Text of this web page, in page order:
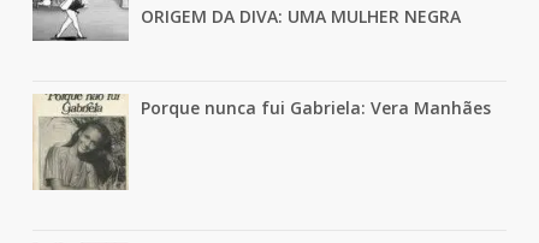
ORIGEM DA DIVA: UMA MULHER NEGRA
Porque nunca fui Gabriela: Vera Manhães